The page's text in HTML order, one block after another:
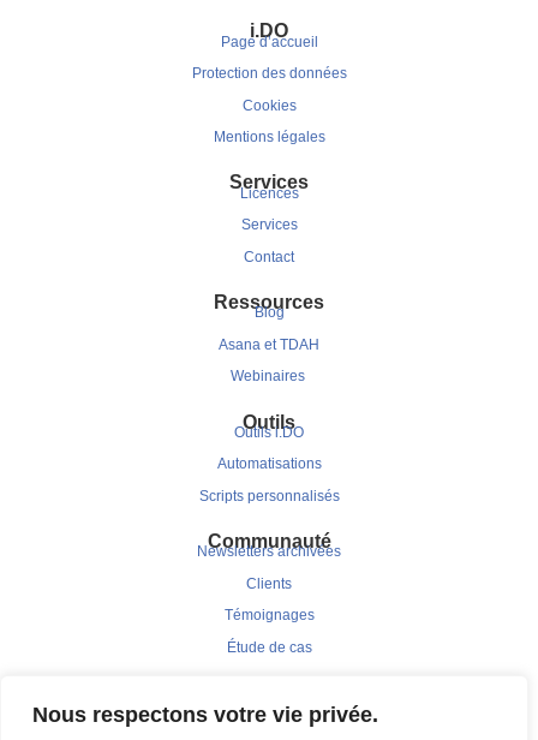
Nous respectons votre vie privée.
i.DO
Page d’accueil
Protection des données
Cookies
Mentions légales
Services
Licences
Services
Contact
Ressources
Blog
Asana et TDAH
Webinaires
Outils
Outils i.DO
Automatisations
Scripts personnalisés
Communauté
Newsletters archivées
Clients
Témoignages
Étude de cas